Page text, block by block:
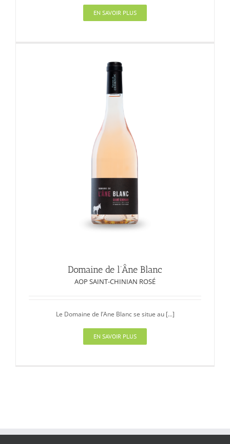
EN SAVOIR PLUS
Domaine de l’Âne Blanc
AOP SAINT-CHINIAN ROSÉ
Le Domaine de l’Ane Blanc se situe au [...]
EN SAVOIR PLUS